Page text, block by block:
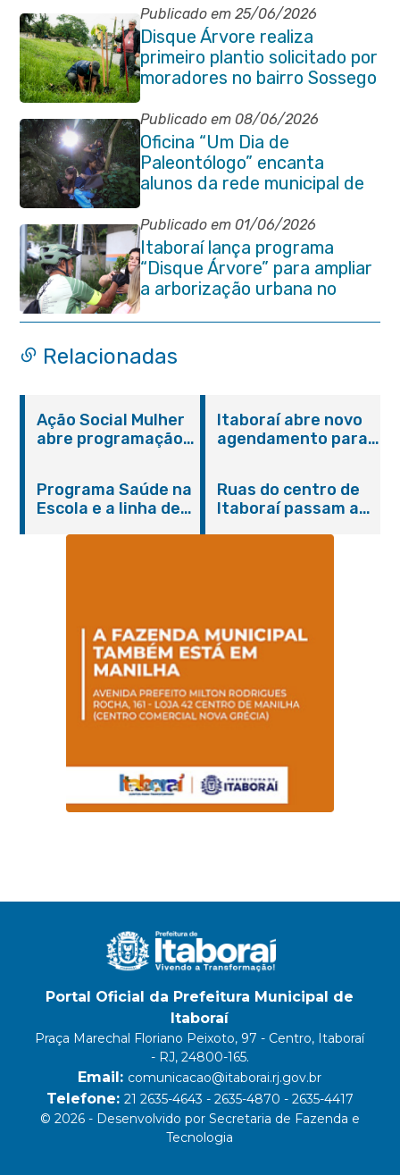
Publicado em 25/06/2026
Disque Árvore realiza
primeiro plantio solicitado por
moradores no bairro Sossego
Publicado em 08/06/2026
Oficina “Um Dia de
Paleontólogo” encanta
alunos da rede municipal de
Itaboraí
Publicado em 01/06/2026
Itaboraí lança programa
“Disque Árvore” para ampliar
a arborização urbana no
município
Relacionadas
Ação Social Mulher
abre programação
serviços gratuitos e
orientações
Itaboraí abre novo
agendamento para
Programa Saúde na
Escola e a linha de
Magalhães Seabra
Ruas do centro de
Itaboraí passam a
Portal Oficial da Prefeitura Municipal de
Itaboraí
Praça Marechal Floriano Peixoto, 97 - Centro, Itaboraí
- RJ, 24800-165.
Email: comunicacao@itaborai.rj.gov.br
Telefone: 21 2635-4643 - 2635-4870 - 2635-4417
© 2026 - Desenvolvido por Secretaria de Fazenda e
Tecnologia